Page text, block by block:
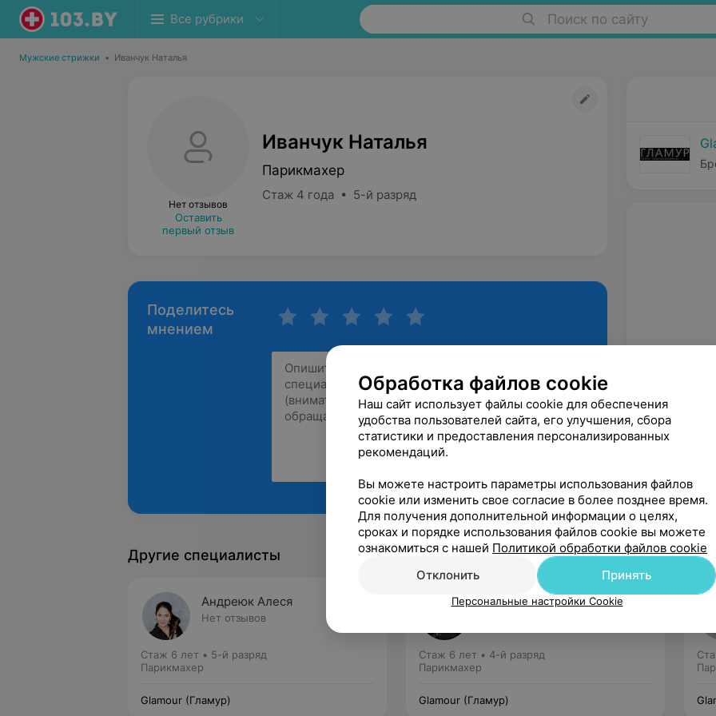
Все рубрики Поиск по сайту
Мужские стрижки • Иванчук Наталья
Нет отзывов
Оставить
первый отзыв
Иванчук Наталья
Парикмахер
Стаж 4 года • 5-й разряд
Поделитесь
мнением
Другие специалисты
Андреюк Алеся
Нет отзывов
Стаж 6 лет • 5-й разряд
Парикмахер
Glamour (Гламур)
Бутор Анна
Стаж 6 лет • 4-й разряд
Парикмахер
Glamour (Гламур)
Обработка файлов cookie
Наш сайт использует файлы cookie для обеспечения
удобства пользователей сайта, его улучшения, сбора
статистики и предоставления персонализированных
рекомендаций.
Вы можете настроить параметры использования файлов
cookie или изменить свое согласие в более позднее время.
Для получения дополнительной информации о целях,
сроках и порядке использования файлов cookie вы можете
ознакомиться с нашей Политикой обработки файлов cookie
Отклонить
Принять
Персональные настройки Cookie